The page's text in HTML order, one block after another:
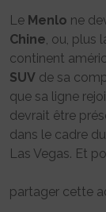
Le Menlo ne
Chine, ou, plus
continent
SUV de sa
que sa ligne
devrait être
dans le cadre
Las Vegas. Et
partager cette